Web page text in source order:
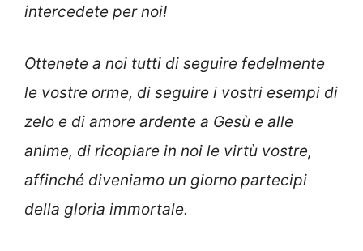
intercedete per noi!
Ottenete a noi tutti di seguire fedelmente
le vostre orme, di seguire i vostri esempi di
zelo e di amore ardente a Gesù e alle
anime, di ricopiare in noi le virtù vostre,
affinché diveniamo un giorno partecipi
della gloria immortale.